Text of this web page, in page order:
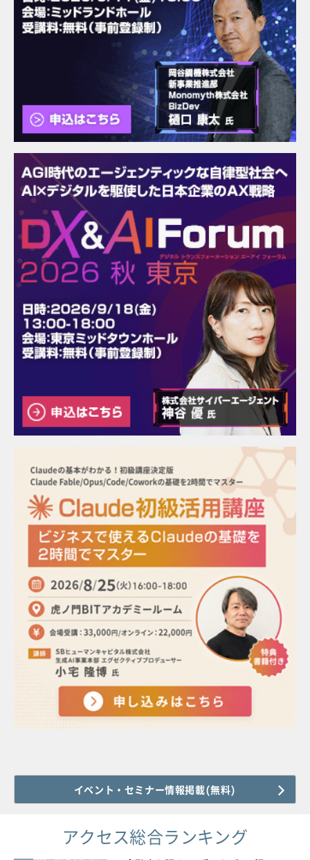
イベント・セミナー情報掲載(無料)
アクセス総合ランキング